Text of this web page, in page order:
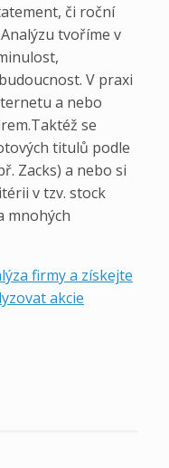
či roční
tvoříme v
V praxi
a nebo
se
titulů podle
Zacks) a nebo si
v tzv. stock
mnohých
firmy a získejte
akcie